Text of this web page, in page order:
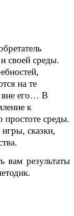
своей среды.
на те
вне его… В
к
простоте среды.
сказки,
вам результаты